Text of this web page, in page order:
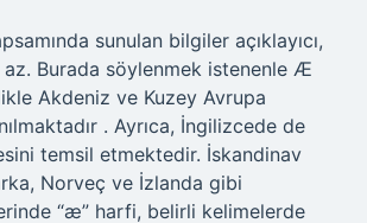
sunulan bilgiler açıklayıcı,
Burada söylenmek istenenle Æ
Akdeniz ve Kuzey Avrupa
. Ayrıca, İngilizcede de
temsil etmektedir. İskandinav
Norveç ve İzlanda gibi
“æ” harfi, belirli kelimelerde